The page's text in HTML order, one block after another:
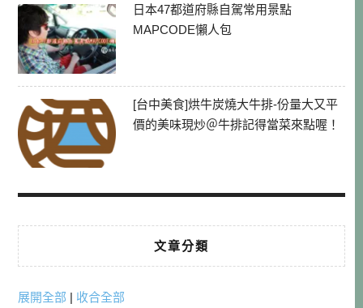
日本47都道府縣自駕常用景點
MAPCODE懶人包
[台中美食]烘牛炭燒大牛排-份量大又平
價的美味現炒＠牛排記得當菜來點喔！
文章分類
展開全部 | 收合全部